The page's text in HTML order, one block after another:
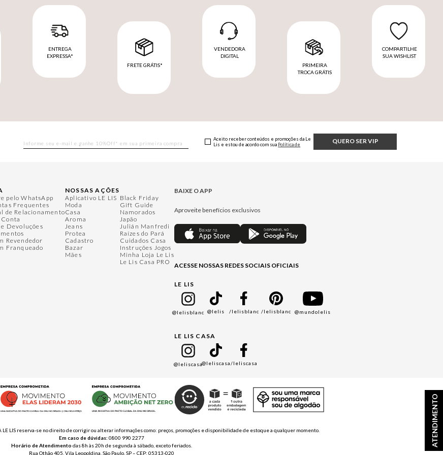
ATENDIMENTO
ENTREGA
EXPRESSA*
FRETE GRÁTIS*
VENDEDORA
DIGITAL
PRIMEIRA
TROCA GRÁTIS
COMPARTILHE
SUA WISHLIST
QUERO SER VIP
Aceito receber conteúdos e promoções da Le
Lis e estou de acordo com sua Política de
pelo WhatsApp
Frequentes
de Relacionamento
e Devoluções
Revendedor
Franqueado
NOSSAS AÇÕES
Aplicativo LE LIS
Moda
Casa
Aroma
Jeans
Protea
Cadastro
Bazar
Mães
Black Friday
Gift Guide
Namorados
Japão
Julián Manfredi
Raízes do Pará
Cuidados Casa
Instruções Jogos
Minha Loja Le Lis
Le Lis Casa PRO
BAIXE O APP
Aproveite benefícios exclusivos
ACESSE NOSSAS REDES SOCIAIS OFICIAIS
LE LIS
@lelisblanc @lelis /lelisblanc /lelisblanc @mundolelis
LE LIS CASA
@leliscasa@leliscasa/leliscasa
LE LIS reserva-se no direito de corrigir ou alterar informações como: preços, promoções e disponibilidade de estoque a qualquer momento.
Em caso de dúvidas: 0800 990 2277
Horário de Atendimento das 8h às 20h de segunda à sábado, exceto feriados.
Rua Othão 405, Vila Leopoldina, São Paulo, SP – CEP: 05313-020